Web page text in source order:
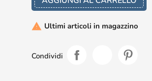
 Ultimi articoli in magazzino
Condividi